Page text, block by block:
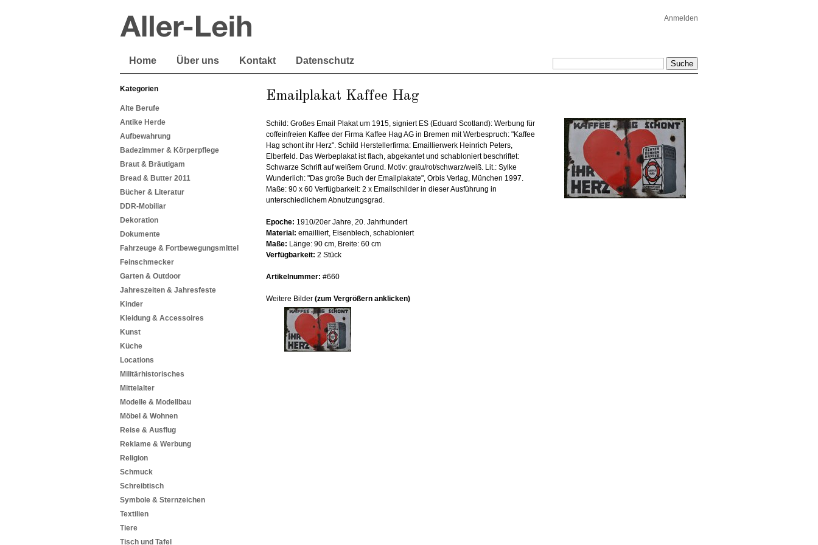
Anmelden
Home Über uns Kontakt Datenschutz
Kategorien
Alte Berufe
Antike Herde
Aufbewahrung
Badezimmer & Körperpflege
Braut & Bräutigam
Bread & Butter 2011
Bücher & Literatur
DDR-Mobiliar
Dekoration
Dokumente
Fahrzeuge & Fortbewegungsmittel
Feinschmecker
Garten & Outdoor
Jahreszeiten & Jahresfeste
Kinder
Kleidung & Accessoires
Kunst
Küche
Locations
Militärhistorisches
Mittelalter
Modelle & Modellbau
Möbel & Wohnen
Reise & Ausflug
Reklame & Werbung
Religion
Schmuck
Schreibtisch
Symbole & Sternzeichen
Textilien
Tiere
Tisch und Tafel
Emailplakat Kaffee Hag
Schild: Großes Email Plakat um 1915, signiert ES (Eduard Scotland): Werbung für
coffeinfreien Kaffee der Firma Kaffee Hag AG in Bremen mit Werbespruch: "Kaffee
Hag schont ihr Herz". Schild Herstellerfirma: Emaillierwerk Heinrich Peters,
Elberfeld. Das Werbeplakat ist flach, abgekantet und schabloniert beschriftet:
Schwarze Schrift auf weißem Grund. Motiv: grau/rot/schwarz/weiß. Lit.: Sylke
Wunderlich: "Das große Buch der Emailplakate", Orbis Verlag, München 1997.
Maße: 90 x 60 Verfügbarkeit: 2 x Emailschilder in dieser Ausführung in
unterschiedlichem Abnutzungsgrad.
Epoche: 1910/20er Jahre, 20. Jahrhundert
Material: emailliert, Eisenblech, schabloniert
Maße: Länge: 90 cm, Breite: 60 cm
Verfügbarkeit: 2 Stück
Artikelnummer: #660
Weitere Bilder (zum Vergrößern anklicken)